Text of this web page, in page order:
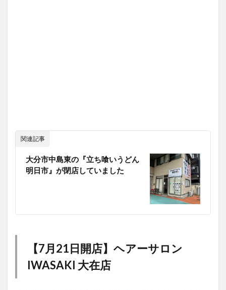
関連記事
大分市中島東の『立ち喰いうどん
明日市』が閉店していました
【7月21日開店】ヘアーサロン
IWASAKI 大在店